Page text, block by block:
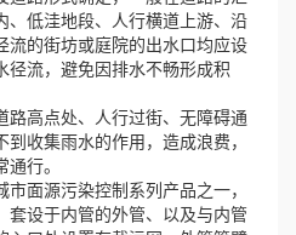
、低洼地段、人行横道上游、沿
流的街坊或庭院的出水口均应设
径流，避免因排水不畅形成积
高点处、人行过街、无障碍通
收集雨水的作用，造成浪费，
行。
面源污染控制系列产品之一，
套设于内管的外管、以及与内管